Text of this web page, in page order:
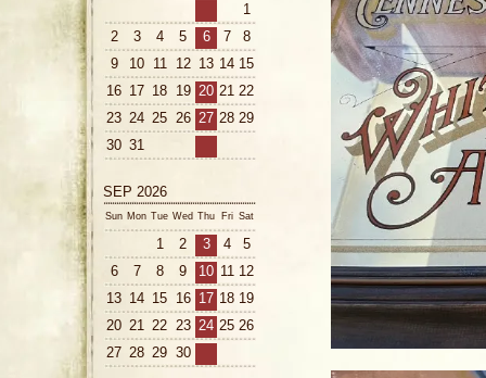
1
2
3 4 5 6 7
8
9
10 11 12 13 14 15
16 17 18 19 20 21 22
23 24 25 26 27 28 29
30 31
SEP 2026
Sun Mon Tue Wed Thu Fri Sat
1 2 3 4
5
6
7 8 9 10 11 12
13 14 15 16 17 18 19
20 21 22 23 24 25 26
27 28 29 30